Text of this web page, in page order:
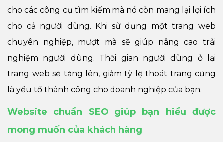
cho các công cụ tìm kiếm mà nó còn mang lại lợi ích
cho cả người dùng. Khi sử dụng một trang web
chuyên nghiệp, mượt mà sẽ giúp nâng cao trải
nghiệm người dùng. Thời gian người dùng ở lại
trang web sẽ tăng lên, giảm tỷ lệ thoát trang cũng
là yếu tố thành công cho doanh nghiệp của bạn.
Website chuẩn SEO giúp bạn hiểu được
mong muốn của khách hàng